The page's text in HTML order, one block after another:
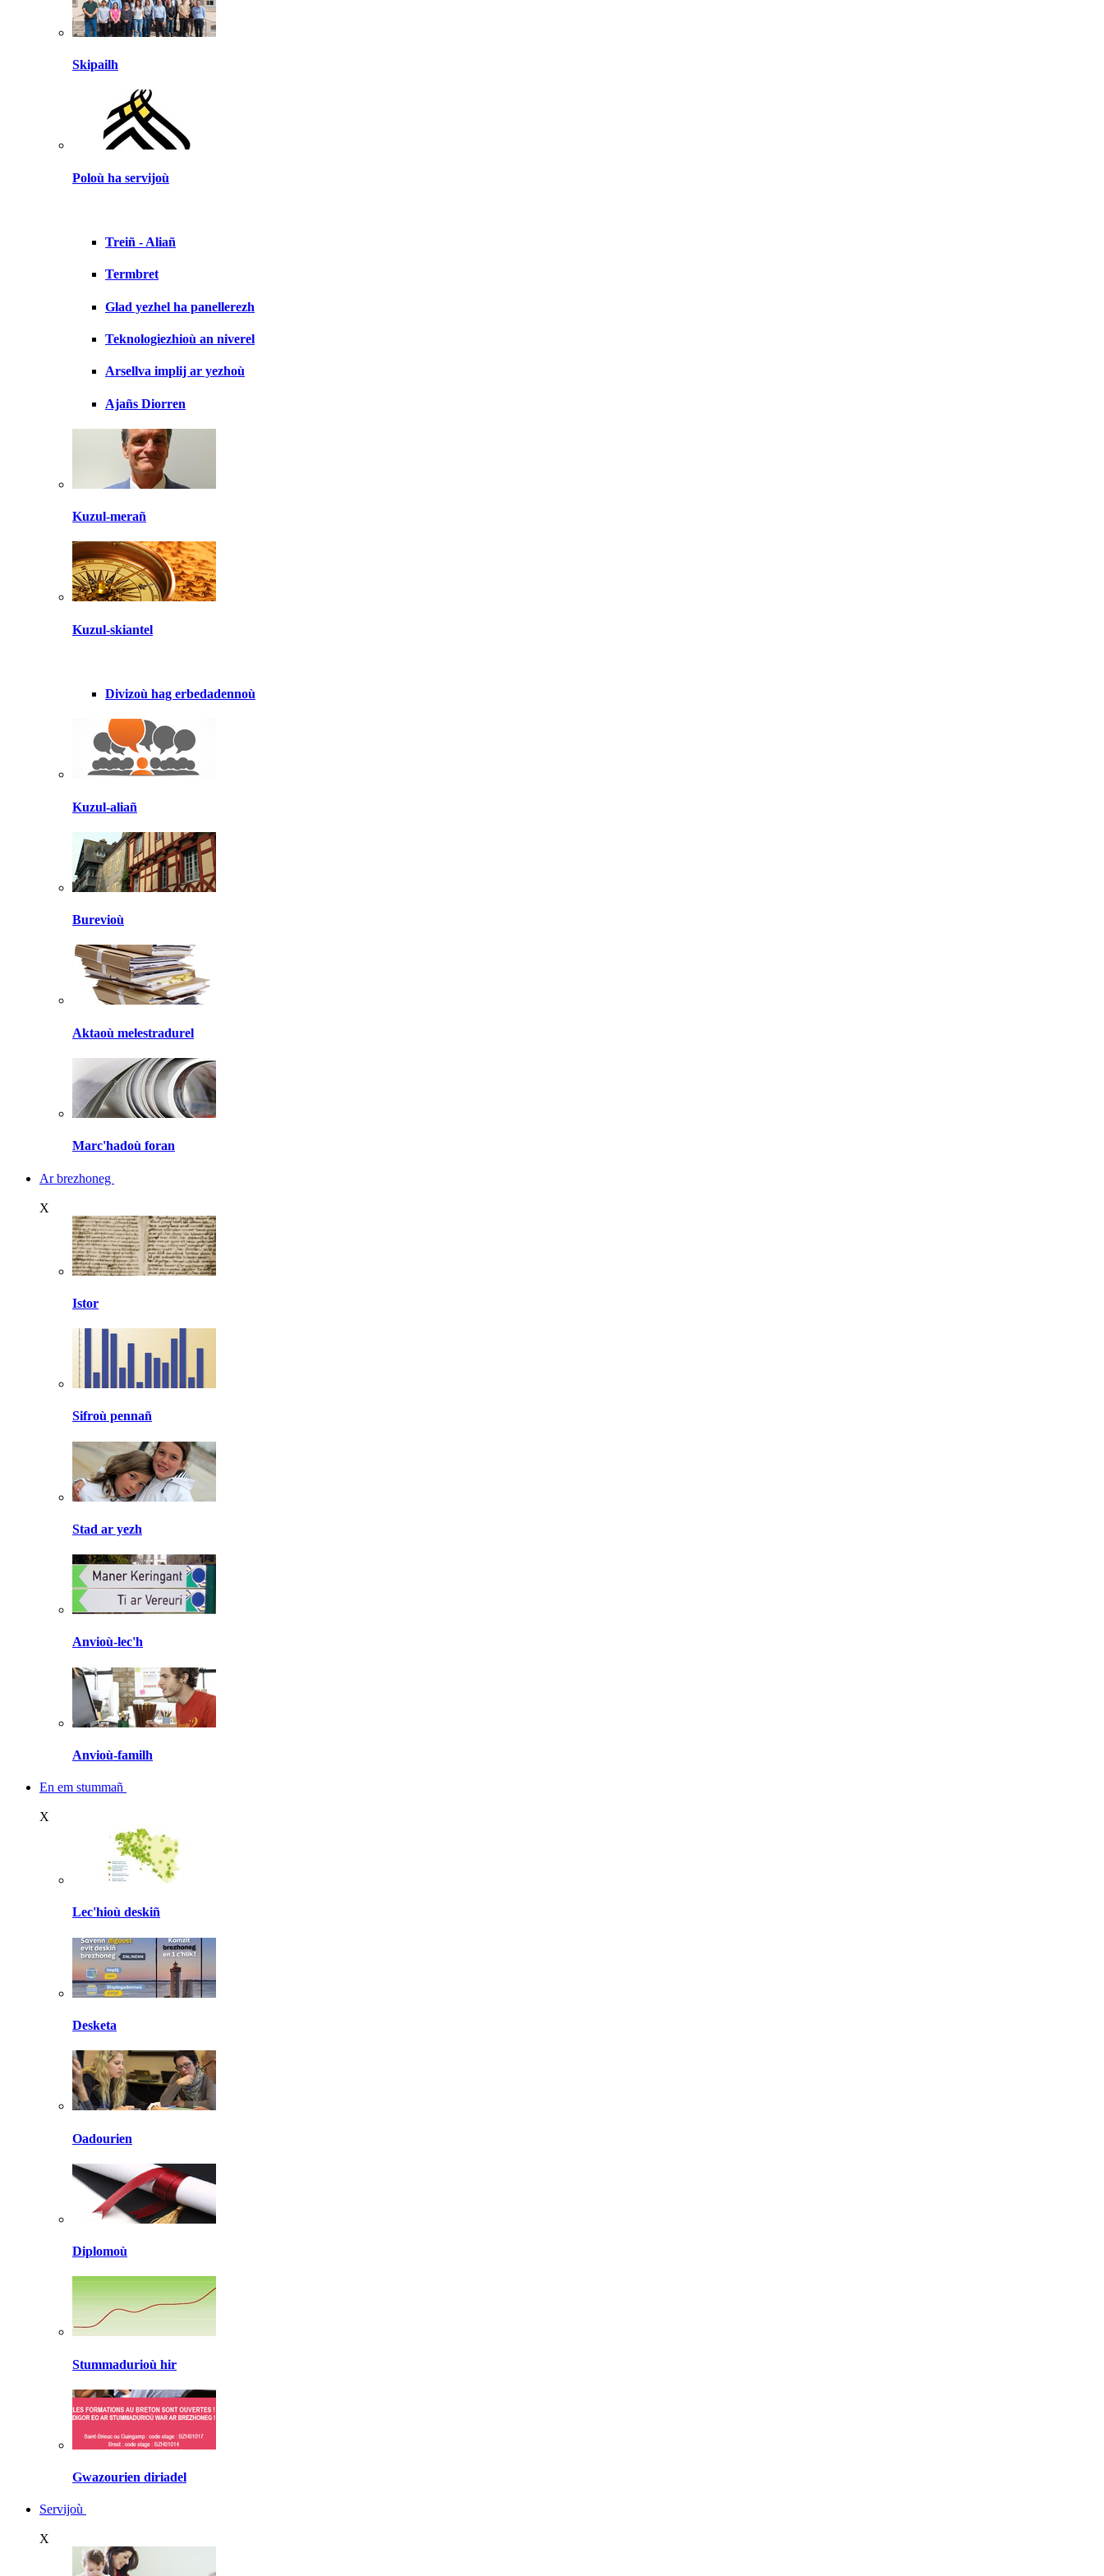
Skipailh
Poloù ha servijoù
Treiñ - Aliañ
Termbret
Glad yezhel ha panellerezh
Teknologiezhioù an niverel
Arsellva implij ar yezhoù
Ajañs Diorren
Kuzul-merañ
Kuzul-skiantel
Divizoù hag erbedadennoù
Kuzul-aliañ
Burevioù
Aktaoù melestradurel
Marc'hadoù foran
Ar brezhoneg
X
Istor
Sifroù pennañ
Stad ar yezh
Anvioù-lec'h
Anvioù-familh
En em stummañ
X
Lec'hioù deskiñ
Desketa
Oadourien
Diplomoù
Stummadurioù hir
Gwazourien diriadel
Servijoù
X